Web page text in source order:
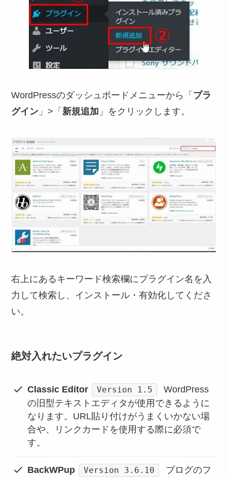
WordPressのダッシュボードメニューから「 プラ
グイン 」>「 新規追加 」をクリックします。
右上にあるキーワード検索欄にプラグイン名を入
力して検索し、インストール・有効化してくださ
い。
絶対入れたいプラグイン
Classic Editor Version 1.5
WordPress
の旧型テキストエディタが使用できるように
なります。URL貼り付けがうまくいかない場
合や、リンクカードを使用する際に必須で
す。
BackWPup Version 3.6.10
ブログのフ